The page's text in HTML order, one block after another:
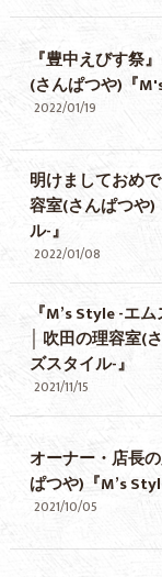
『豊中えびす祭
(さんぱつや)『
2022/01/19
明けましておめ
容室(さんぱつや)
ル-』
2022/01/08
『M’s Style -エ
│ 吹田の理容室(
ズスタイル-』
2021/11/15
オーナー・店長
ぱつや)『M’s
2021/10/05